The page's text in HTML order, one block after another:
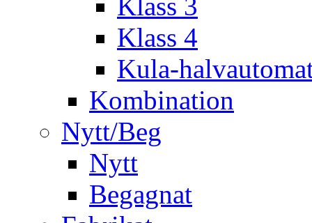
Klass 3
Klass 4
Kula-
Kombination
Nytt/Beg
Nytt
Begagnat